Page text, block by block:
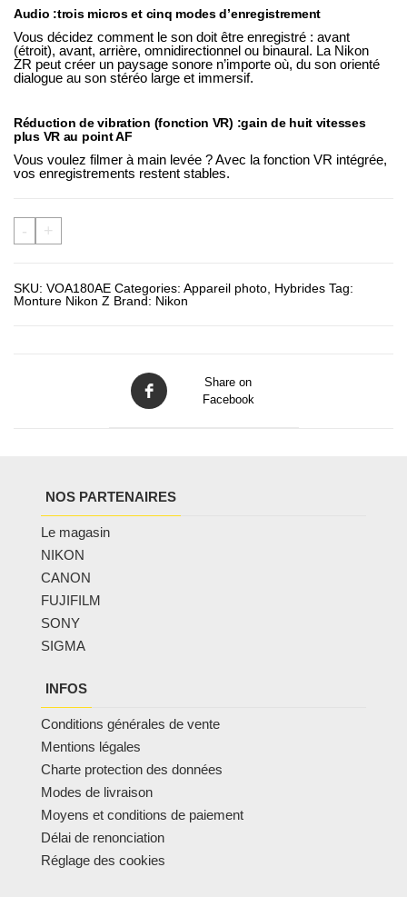
Audio :trois micros et cinq modes d’enregistrement
Vous décidez comment le son doit être enregistré : avant
(étroit), avant, arrière, omnidirectionnel ou binaural. La Nikon
ZR peut créer un paysage sonore n’importe où, du son orienté
dialogue au son stéréo large et immersif.
Réduction de vibration (fonction VR) :gain de huit vitesses
plus VR au point AF
Vous voulez filmer à main levée ? Avec la fonction VR intégrée,
vos enregistrements restent stables.
- +
SKU: VOA180AE Categories: Appareil photo Hybrides Tag:
Monture Nikon Z Brand: Nikon
Share on
Facebook
NOS PARTENAIRES
Le magasin
NIKON
CANON
FUJIFILM
SONY
SIGMA
INFOS
Conditions générales de vente
Mentions légales
Charte protection des données
Modes de livraison
Moyens et conditions de paiement
Délai de renonciation
Réglage des cookies